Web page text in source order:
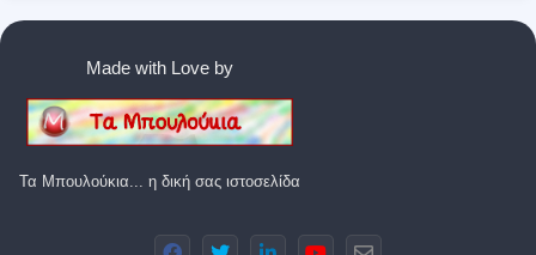
Made with Love by
Τα Μπουλούκια... η δική σας ιστοσελίδα